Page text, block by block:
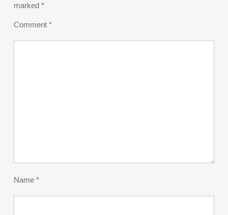
marked *
Comment *
Name *